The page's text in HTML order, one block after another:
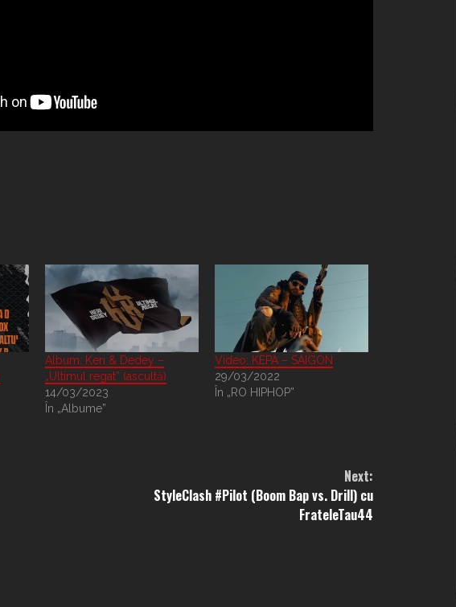
Album: Keri & Dedey –
„Ultimul regat” (ascultă)
14/03/2023
În „Albume”
Video: KEPA – SAIGON
29/03/2022
În „RO HIPHOP”
Next:
StyleClash #Pilot (Boom Bap vs. Drill) cu
FrateleTau44